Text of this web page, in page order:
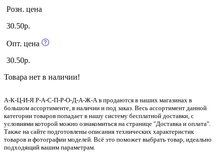
Розн. цена
30.50р.
Опт. цена
30.50р.
Товара нет в наличии!
А-К-Ц-И-Я Р-А-С-П-Р-О-Д-А-Ж-А в продаются в наших магазинах в
большом ассортименте, в наличии и под заказ. Весь ассортимент данной
категории товаров попадает в нашу систему бесплатной доставки, с
условиями которой можно ознакомиться на странице "Доставка и оплата".
Также на сайте подготовлены описания технических характеристик
товаров и фотографии моделей. Всё это поможет выбрать товар, идеально
подходящий вашим параметрам.